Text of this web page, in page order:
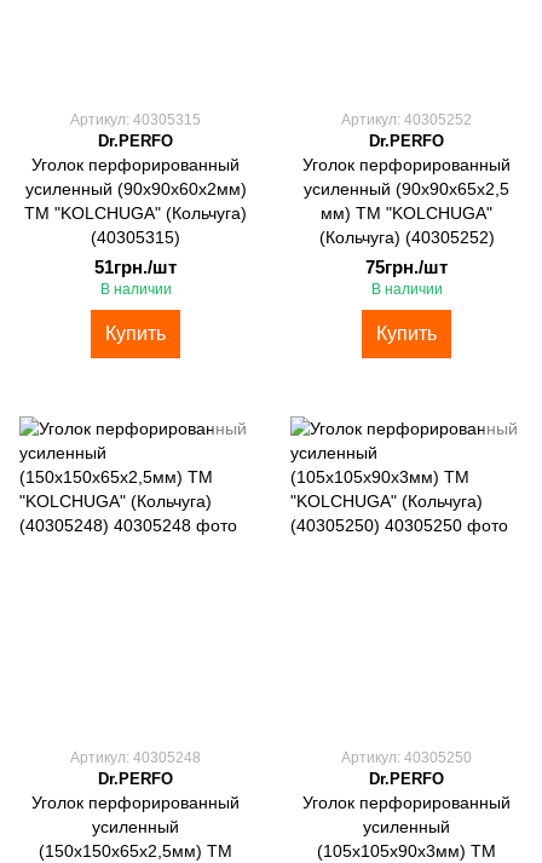
Артикул: 40305315
Dr.PERFO
Уголок перфорированный
усиленный (90х90х60х2мм)
ТМ "KOLCHUGA" (Кольчуга)
(40305315)
51грн./шт
В наличии
Купить
Артикул: 40305252
Dr.PERFO
Уголок перфорированный
усиленный (90х90х65х2,5
мм) ТМ "KOLCHUGA"
(Кольчуга) (40305252)
75грн./шт
В наличии
Купить
Артикул: 40305248
Dr.PERFO
Уголок перфорированный
усиленный
(150х150х65х2,5мм) ТМ
Артикул: 40305250
Dr.PERFO
Уголок перфорированный
усиленный
(105х105х90х3мм) ТМ